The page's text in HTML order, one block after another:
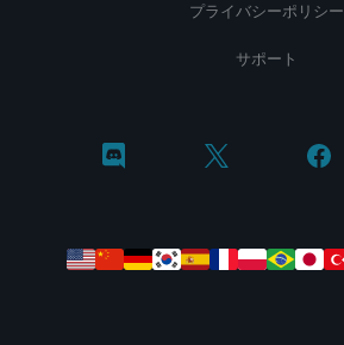
プライバシーポリシー
サポート